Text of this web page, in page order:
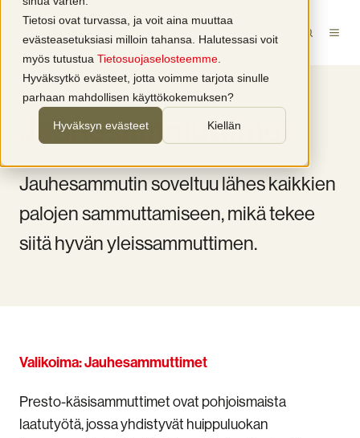
Tietosi ovat turvassa, ja voit aina muuttaa
evästeasetuksiasi milloin tahansa. Halutessasi voit
myös tutustua Tietosuojaselosteemme
Hyväksytkö evästeet, jotta voimme tarjota sinulle
parhaan mahdollisen käyttökokemuksen?
Hyväksyn evästeet Kiellän
Jauhesammuttimet
Jauhesammutin soveltuu lähes kaikkien
palojen sammuttamiseen, mikä tekee
siitä hyvän yleissammuttimen.
Valikoima: Jauhesammuttimet
Presto-käsisammuttimet ovat pohjoismaista
laatutyötä, jossa yhdistyvät huippuluokan